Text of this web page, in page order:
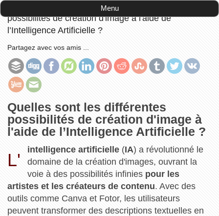
Quelles sont les différentes
possibilités de création d'image à l'aide de
l’Intelligence Artificielle ?
Partagez avec vos amis ...
Quelles sont les différentes
possibilités de création d'image à
l'aide de l’Intelligence Artificielle ?
L'
intelligence artificielle (IA) a révolutionné le
domaine de la création d'images, ouvrant la
voie à des possibilités infinies pour les
artistes et les créateurs de contenu. Avec des
outils comme Canva et Fotor, les utilisateurs
peuvent transformer des descriptions textuelles en
Menu